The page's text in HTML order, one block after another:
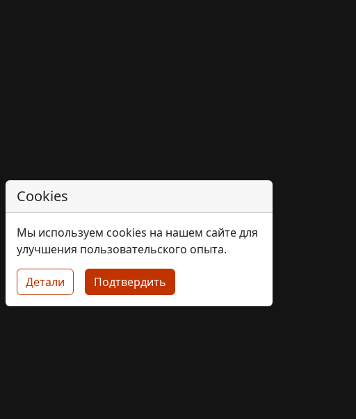
Cookies
Мы используем cookies на нашем сайте для
улучшения пользовательского опыта.
Детали Подтвердить